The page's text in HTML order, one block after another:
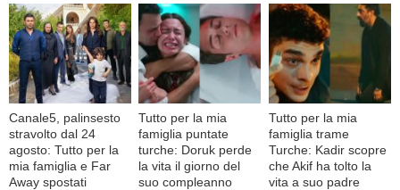
Canale5, palinsesto
stravolto dal 24
agosto: Tutto per la
mia famiglia e Far
Away spostati
Tutto per la mia
famiglia puntate
turche: Doruk perde
la vita il giorno del
suo compleanno
Tutto per la mia
famiglia trame
Turche: Kadir scopre
che Akif ha tolto la
vita a suo padre